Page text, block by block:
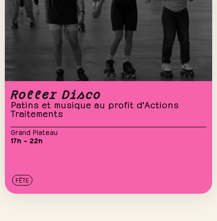
Roller Disco
Patins et musique au profit d'Actions
Traitements
Grand Plateau
17h – 22h
FÊTE